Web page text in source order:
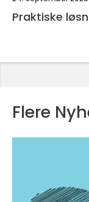
Praktiske
Flere